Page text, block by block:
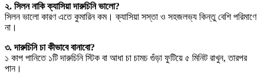
২. সিলন নাকি ক্যাসিয়া দারুচিনি ভালো?
সিলন ভালো কারণ এতে কুমারিন কম। ক্যাসিয়া সস্তা ও সহজলভ্য কিন্তু বেশি পরিমাণে
না।
৩. দারুচিনি চা কীভাবে বানাবো?
১ কাপ পানিতে ১টি দারুচিনি স্টিক বা আধা চা চামচ গুঁড়া ফুটিয়ে ৫ মিনিট রাখুন, তারপর
পান।